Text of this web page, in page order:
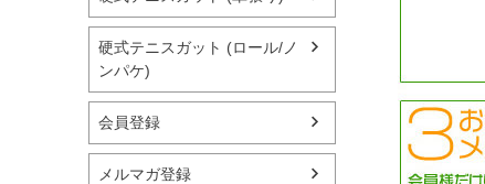
硬式テニスガット (ロール/ノ
ンパケ)
会員登録
メルマガ登録